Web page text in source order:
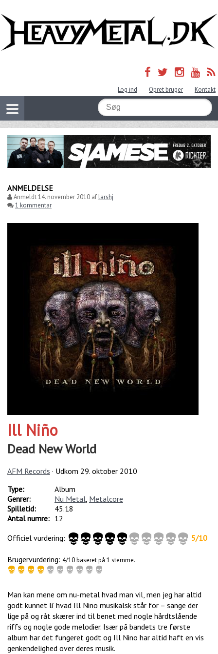
Log ind Opret bruger Kontakt
ANMELDELSE
Anmeldt14. november 2010 aflarshj
1 kommentar
Ill Niño
Dead New World
AFM Records · Udkom 29. oktober 2010
Type:
Album
Genrer:
Nu Metal Metalcore
Spilletid:
45.18
Antal numre: 12
Officiel vurdering:
5/10
Brugervurdering: 4/10 baseret på 1 stemme.
Man kan mene om nu-metal hvad man vil, men jeg har altid
godt kunnet li’ hvad Ill Nino musikalsk står for – sange der
lige på og råt skærer ind til benet med nogle hårdtslående
riffs og nogle gode melodier. Især på bandets tre første
album har det fungeret godt og Ill Nino har altid haft en vis
genkendelighed over deres musik.